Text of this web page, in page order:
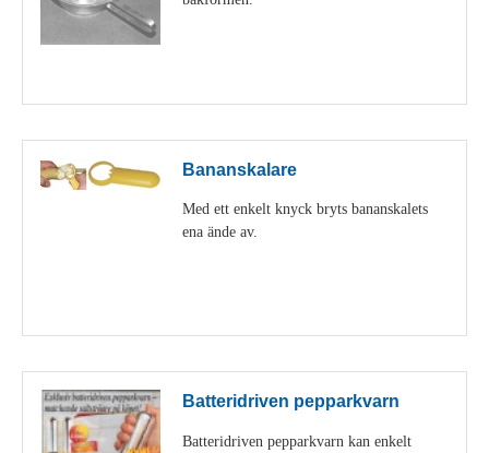
Bananskalare
Med ett enkelt knyck bryts bananskalets
ena ände av.
Batteridriven pepparkvarn
Batteridriven pepparkvarn kan enkelt